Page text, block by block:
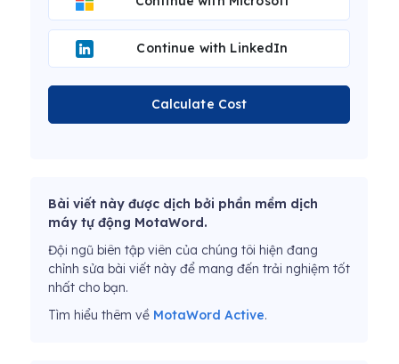
Continue with LinkedIn
Calculate Cost
Bài viết này được dịch bởi phần mềm dịch
máy tự động MotaWord.
Đội ngũ biên tập viên của chúng tôi hiện đang
chỉnh sửa bài viết này để mang đến trải nghiệm tốt
nhất cho bạn.
Tìm hiểu thêm về MotaWord Active.